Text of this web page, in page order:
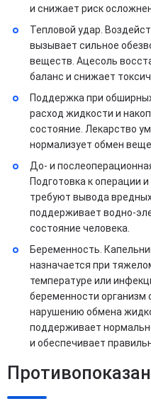
и снижает риск
Тепловой удар.
вызывает сильное
веществ. Ацесоль
баланс и снижает
Поддержка при
расход жидкости и
состояние. Лекарство
нормализует обмен
До- и
Подготовка к операции
требуют вывода
поддерживает водно-
состояние человека.
Беременность.
назначается при
температуре или
беременности организм
нарушению обмена
поддерживает
и обеспечивает